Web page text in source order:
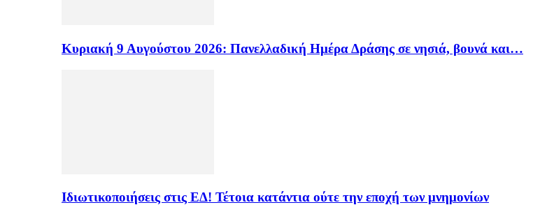
Κυριακή 9 Αυγούστου 2026: Πανελλαδική Ημέρα Δράσης σε νησιά, βουνά και…
Ιδιωτικοποιήσεις στις ΕΔ! Τέτοια κατάντια ούτε την εποχή των μνημονίων